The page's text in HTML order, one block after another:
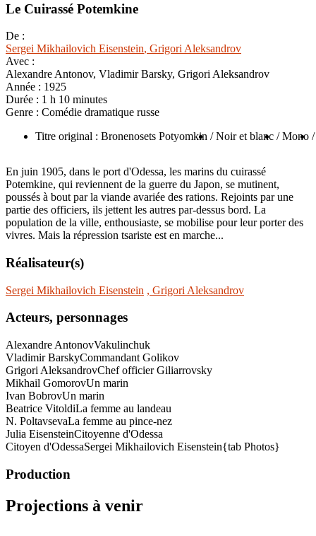
Le Cuirassé Potemkine
De :
Sergei Mikhailovich Eisenstein, Grigori Aleksandrov
Avec :
Alexandre Antonov, Vladimir Barsky, Grigori Aleksandrov
Année : 1925
Durée : 1 h 10 minutes
Genre : Comédie dramatique russe
Titre original : Bronenosets Potyomkin / Noir et blanc / Mono
En juin 1905, dans le port d'Odessa, les marins du cuirassé
Potemkine, qui reviennent de la guerre du Japon, se mutinent,
poussés à bout par la viande avariée des rations. Rejoints par une
partie des officiers, ils jettent les autres par-dessus bord. La
population de la ville, enthousiaste, se mobilise pour leur porter des
vivres. Mais la répression tsariste est en marche...
Réalisateur(s)
Sergei Mikhailovich Eisenstein , Grigori Aleksandrov
Acteurs, personnages
Alexandre AntonovVakulinchuk
Vladimir BarskyCommandant Golikov
Grigori AleksandrovChef officier Giliarrovsky
Mikhail GomorovUn marin
Ivan BobrovUn marin
Beatrice VitoldiLa femme au landeau
N. PoltavsevaLa femme au pince-nez
Julia EisensteinCitoyenne d'Odessa
Citoyen d'OdessaSergei Mikhailovich Eisenstein{tab Photos}
Production
Projections à venir